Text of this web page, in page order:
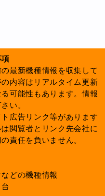
最新機種情報を収集して
内容はリアルタイム更新
可能性もあります。情報
い。
広告リンク等があります
閲覧者とリンク先会社に
責任を負いません。
どの機種情報